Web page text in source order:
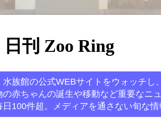
刊 Zoo Ring
族館の公式WEBサイトをウォッチし
赤ちゃんの誕生や移動など重要なニ
100件超。メディアを通さない旬な情